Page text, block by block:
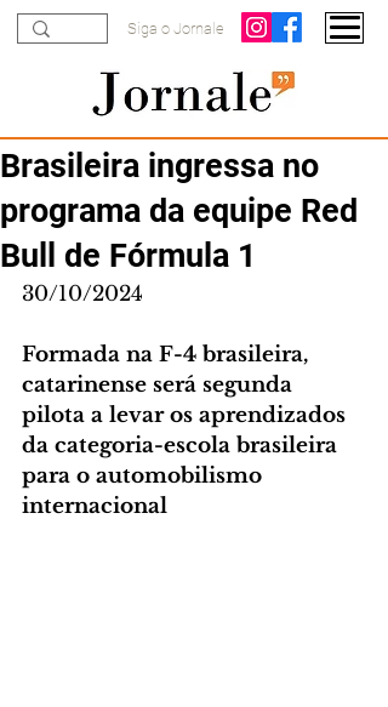
Siga o Jornale
Brasileira ingressa no
programa da equipe Red
Bull de Fórmula 1
30/10/2024
Formada na F-4 brasileira,
catarinense será segunda
pilota a levar os aprendizados
da categoria-escola brasileira
para o automobilismo
internacional